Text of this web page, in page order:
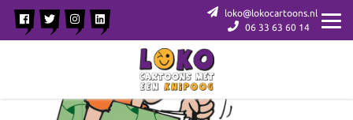
loko@lokocartoons.nl
06 33 63 60 14